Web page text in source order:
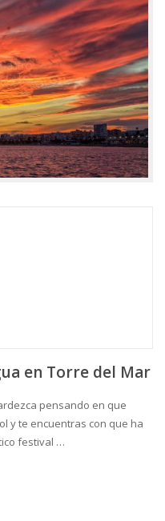
en Torre del Mar
pensando en que
y te encuentras con que ha
festival …